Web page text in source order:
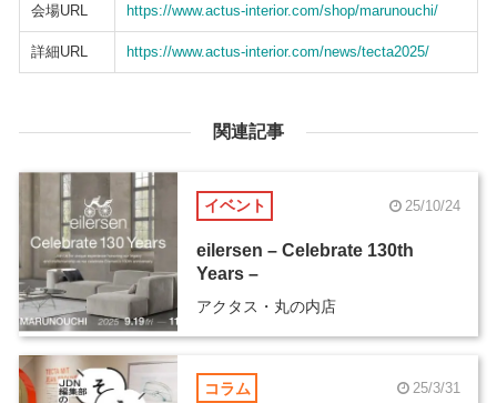
会場URL https://www.actus-interior.com/shop/marunouchi/
詳細URL https://www.actus-interior.com/news/tecta2025/
関連記事
イベント 25/10/24
eilersen – Celebrate 130th
Years –
アクタス・丸の内店
コラム 25/3/31